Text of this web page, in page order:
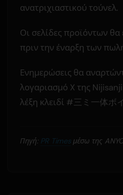
ανατριχιαστικού τούνελ.
Οι σελίδες προϊόντων θα
πριν την έναρξη των
Ενημερώσεις θα
λογαριασμό X της
λέξη κλειδί #三ミ一体ボ
Πηγή: PR Timesμέσω της